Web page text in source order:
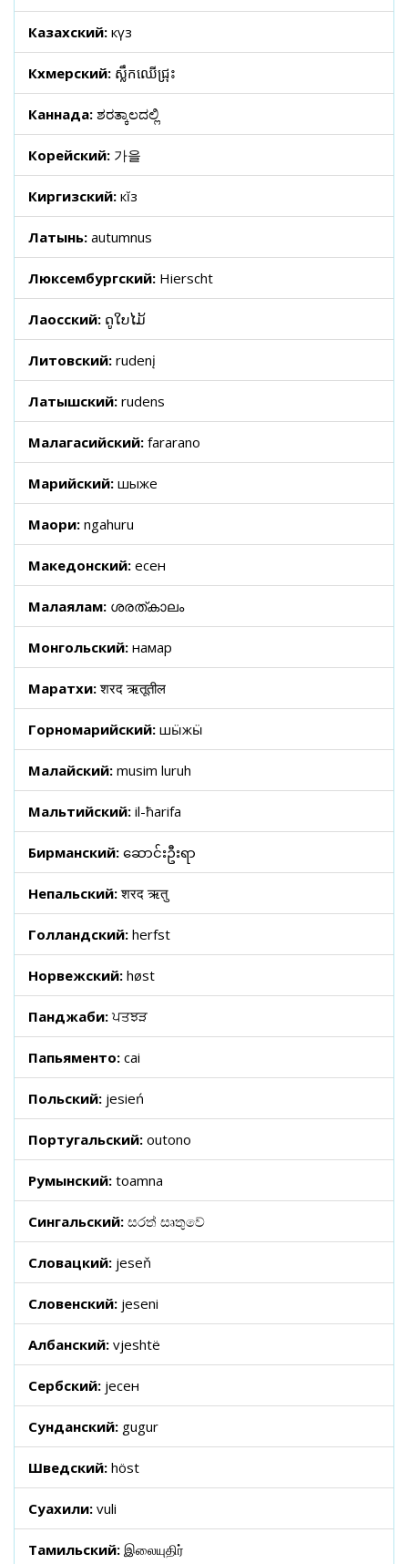
Казахский: күз
Кхмерский: ស្លឹកឈើជ្រុះ
Каннада: ಶರತ್ಕಾಲದಲ್ಲಿ
Корейский: 가을
Киргизский: кĭз
Латынь: autumnus
Люксембургский: Hierscht
Лаосский: ດູໃບໄມ້
Литовский: rudenį
Латышский: rudens
Малагасийский: fararano
Марийский: шыже
Маори: ngahuru
Македонский: есен
Малаялам: ശരത്കാലം
Монгольский: намар
Маратхи:शरद ऋतूतील
Горномарийский: шӹжӹ
Малайский: musim luruh
Мальтийский: il-ħarifa
Бирманский: ဆောင်းဦးရာ
Непальский:शरद ऋतु
Голландский: herfst
Норвежский: høst
Панджаби: ਪਤਝੜ
Папьяменто: cai
Польский: jesień
Португальский: outono
Румынский: toamna
Сингальский: සරත් සෘතුවේ
Словацкий: jeseň
Словенский: jeseni
Албанский: vjeshtë
Сербский: јесен
Сунданский: gugur
Шведский: höst
Суахили: vuli
Тамильский: இலையுதிர்